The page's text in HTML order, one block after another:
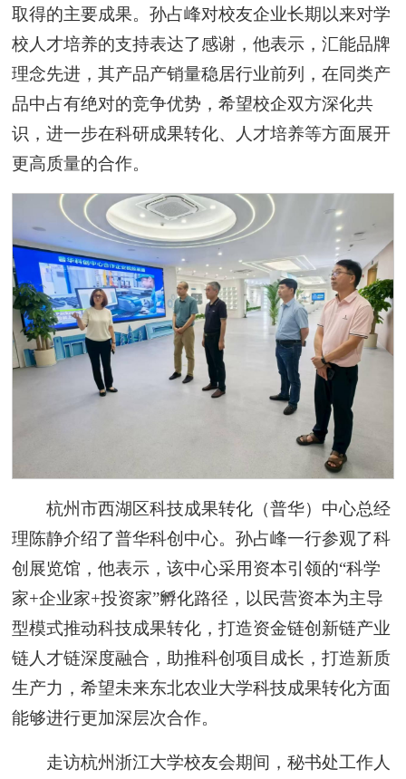
取得的主要成果。孙占峰对校友企业长期以来对学
校人才培养的支持表达了感谢，他表示，汇能品牌
理念先进，其产品产销量稳居行业前列，在同类产
品中占有绝对的竞争优势，希望校企双方深化共
识，进一步在科研成果转化、人才培养等方面展开
更高质量的合作。
杭州市西湖区科技成果转化（普华）中心总经
理陈静介绍了普华科创中心。孙占峰一行参观了科
创展览馆，他表示，该中心采用资本引领的“科学
家+企业家+投资家”孵化路径，以民营资本为主导
型模式推动科技成果转化，打造资金链创新链产业
链人才链深度融合，助推科创项目成长，打造新质
生产力，希望未来东北农业大学科技成果转化方面
能够进行更加深层次合作。
走访杭州浙江大学校友会期间，秘书处工作人